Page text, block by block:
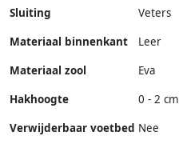
Sluiting
Veters
Materiaal binnenkant
Leer
Materiaal zool
Eva
Hakhoogte
0 - 2 cm
Verwijderbaar voetbed Nee